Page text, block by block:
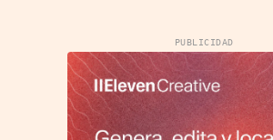
PUBLICIDAD